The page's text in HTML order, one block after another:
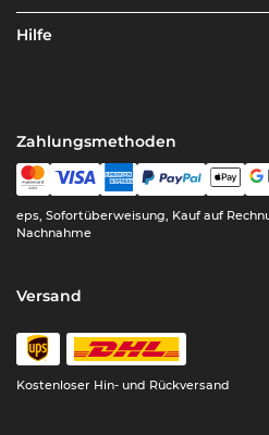
Hilfe
Zahlungsmethoden
eps, Sofortüberweisung, Kauf auf
Nachnahme
Versand
Kostenloser Hin- und Rückversand